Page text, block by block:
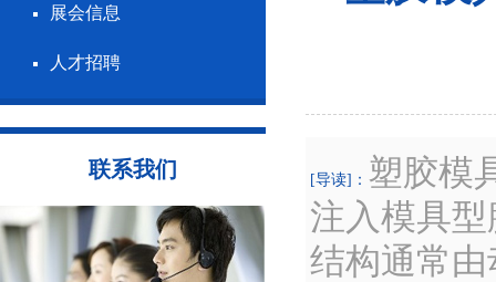
展会信息
人才招聘
联系我们 [导读]： 塑胶模
注入模具
结构通常